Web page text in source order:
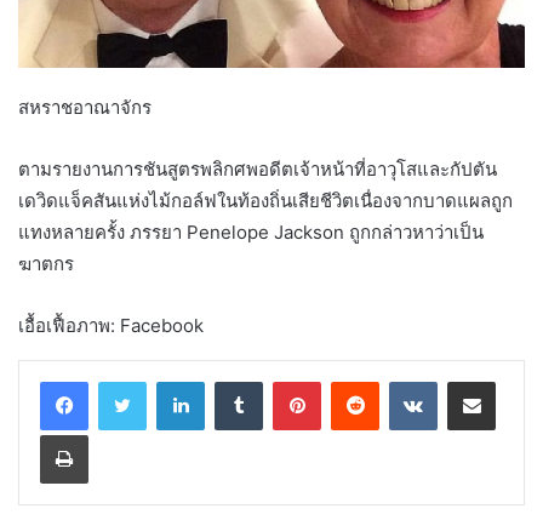
สหราชอาณาจักร
ตามรายงานการชันสูตรพลิกศพอดีตเจ้าหน้าที่อาวุโสและกัปตัน
เดวิดแจ็คสันแห่งไม้กอล์ฟในท้องถิ่นเสียชีวิตเนื่องจากบาดแผลถูก
แทงหลายครั้ง ภรรยา Penelope Jackson ถูกกล่าวหาว่าเป็น
ฆาตกร
เอื้อเฟื้อภาพ: Facebook
LinkedInTumblr PinterestReddit VKontakteShare via Email
Print